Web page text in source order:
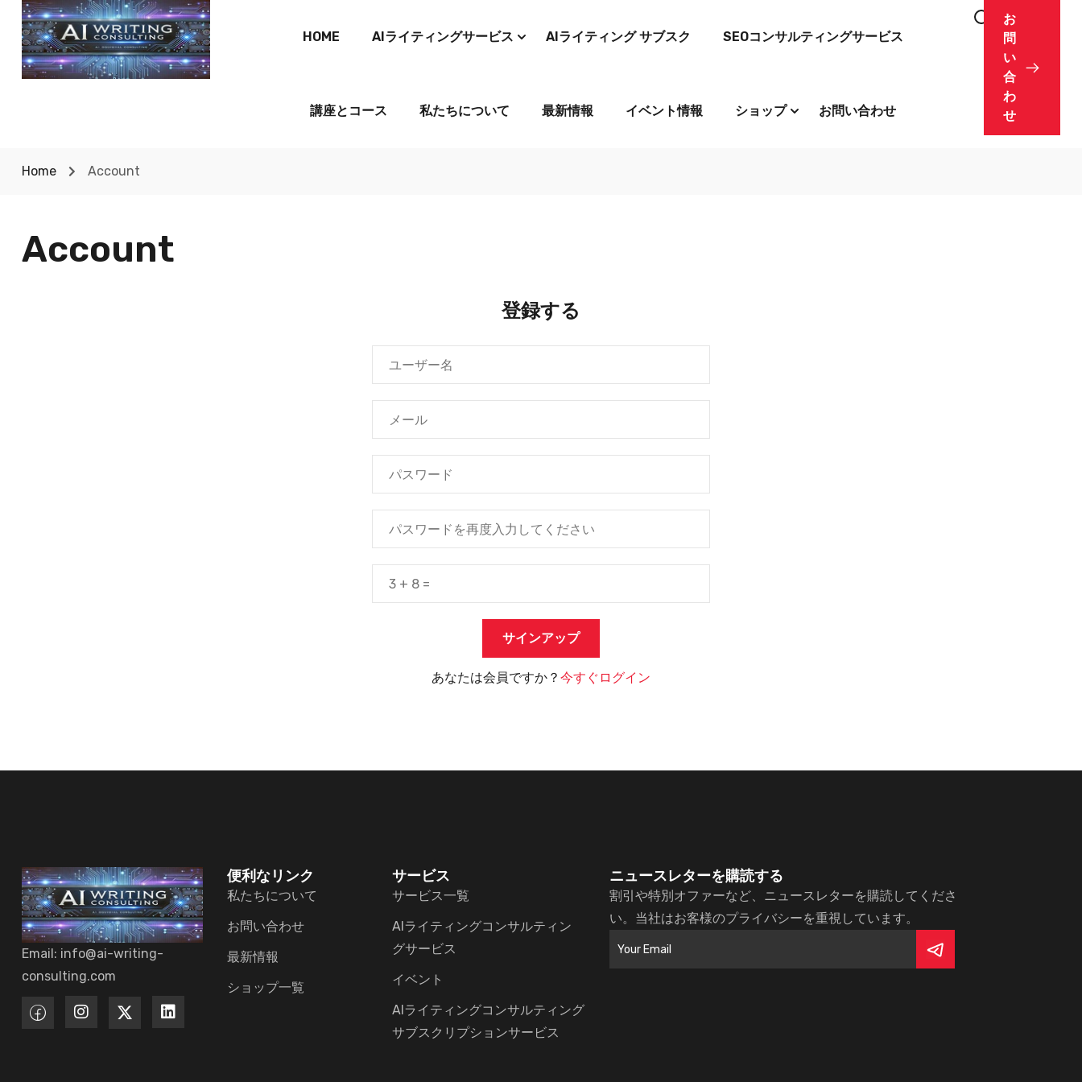
HOME AIライティングサービス AIライティング サブスク SEOコンサルティングサービス
講座とコース 私たちについて 最新情報 イベント情報 ショップ お問い合わせ
お
問
い
合
わ
せ
Home Account
Account
登録する
あなたは会員ですか？ 今すぐログイン
Email: info@ai-writing-
consulting.com
便利なリンク
私たちについて
お問い合わせ
最新情報
ショップ一覧
サービス
サービス一覧
AIライティングコンサルティン
グサービス
イベント
AIライティングコンサルティング
サブスクリプションサービス
ニュースレターを購読する
割引や特別オファーなど、ニュースレターを購読してくださ
い。当社はお客様のプライバシーを重視しています。